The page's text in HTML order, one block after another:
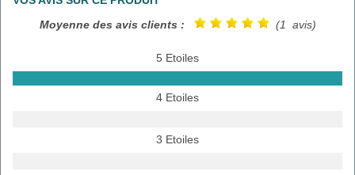
Moyenne des avis clients :
(1 avis)
5 Etoiles
4 Etoiles
3 Etoiles